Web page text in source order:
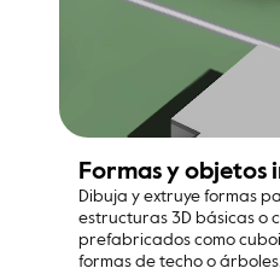
Formas y objetos
Dibuja y extruye formas
estructuras 3D básicas o
prefabricados como
formas de techo o árboles.